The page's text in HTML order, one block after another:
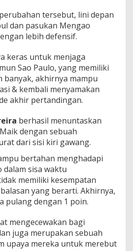
tersebut, lini depan
dan pasukan Mengao
lebih defensif.
keras untuk menjaga
Sao Paulo, yang memiliki
banyak, akhirnya mampu
& kembali menyamakan
akhir pertandingan.
berhasil menuntaskan
dengan sebuah
dari sisi kiri gawang.
bertahan menghadapi
dalam sisa waktu
memiliki kesempatan
yang berarti. Akhirnya,
pulang dengan 1 poin.
mengecewakan bagi
juga merupakan sebuah
upaya mereka untuk merebut